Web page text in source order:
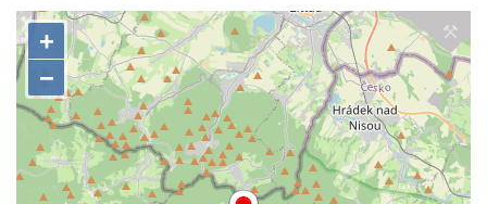
Kříž na návsi v Jeníkově
Kříž na křižovatce v Teplické ulici v Lahošti
Kříž U Pěti lip na pastvině severovýchodně
od Mikulášovic
Kříž na rozcestí u domu čp. 123 v
Mikulášovicích